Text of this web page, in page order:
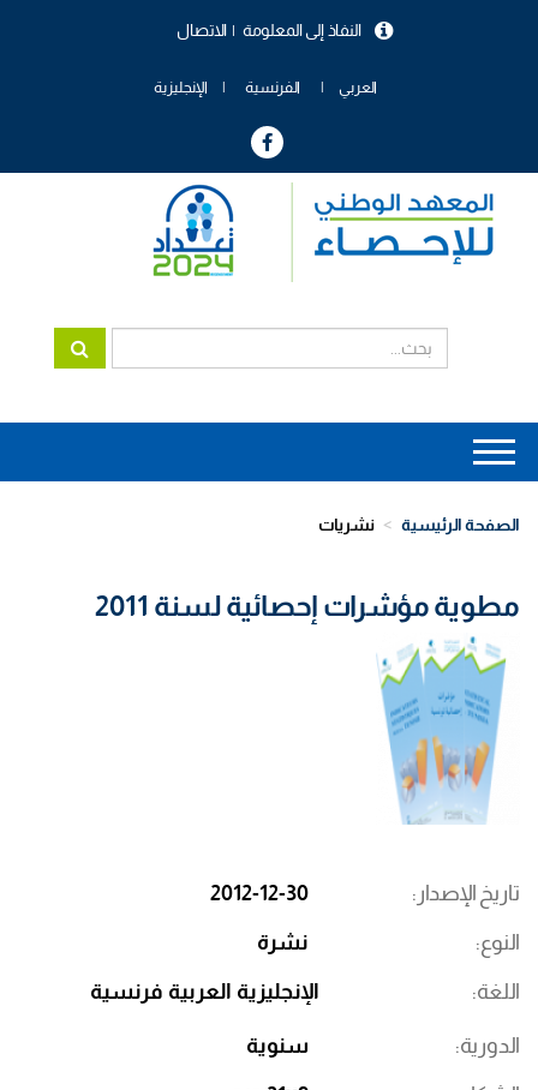
الاتصال النفاذ إلى المعلومة
العربي الفرنسية الإنجليزية
Main
navigation
الصفحة الرئيسية نشريات
مطوية مؤشرات إحصائية لسنة 2011
تاريخ الإصدار 2012-12-30
النوع نشرة
اللغة الإنجليزية العربية فرنسية
الدورية سنوية